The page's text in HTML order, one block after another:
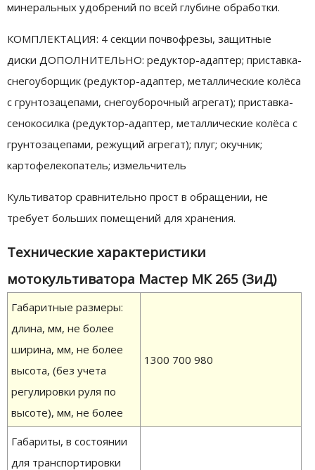
минеральных удобрений по всей глубине обработки.
КОМПЛЕКТАЦИЯ: 4 секции почвофрезы, защитные
диски ДОПОЛНИТЕЛЬНО: редуктор-адаптер; приставка-
снегоуборщик (редуктор-адаптер, металлические колёса
с грунтозацепами, снегоуборочный агрегат); приставка-
сенокосилка (редуктор-адаптер, металлические колёса с
грунтозацепами, режущий агрегат); плуг; окучник;
картофелекопатель; измельчитель
Культиватор сравнительно прост в обращении, не
требует больших помещений для хранения.
Технические характеристики
мотокультиватора Мастер МК 265 (ЗиД)
Габаритные размеры:
длина, мм, не более
ширина, мм, не более
высота, (без учета
регулировки руля по
высоте), мм, не более
1300 700 980
Габариты, в состоянии
для транспортировки